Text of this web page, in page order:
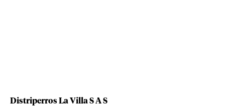
Distriperros La Villa S A S